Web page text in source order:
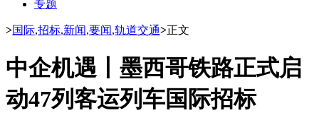
专题
>国际,招标,新闻,要闻,轨道交通>正文
中企机遇丨墨西哥铁路正式启
动47列客运列车国际招标